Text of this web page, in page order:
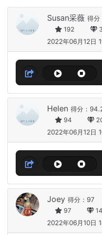
Susan采薇 得分
192
2022年06月12日
Helen 得分：
94
2022年06月12日
Joey 得分：97
97
2022年06月10日